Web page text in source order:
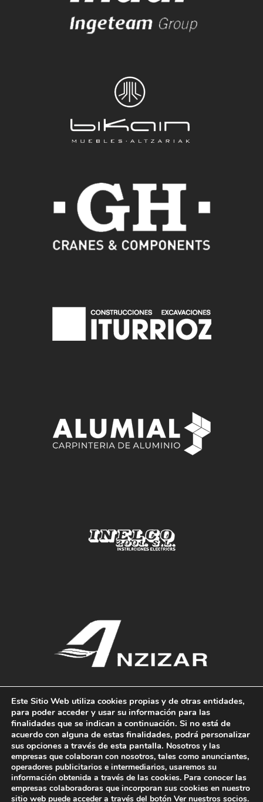
REDES SOCIALES
Este Sitio Web utiliza cookies propias y de otras entidades,
para poder acceder y usar su información para las
finalidades que se indican a continuación. Si no está de
acuerdo con alguna de estas finalidades, podrá personalizar
sus opciones a través de esta pantalla. Nosotros y las
empresas que colaboran con nosotros, tales como anunciantes,
operadores publicitarios e intermediarios, usaremos su
información obtenida a través de las cookies. Para conocer las
empresas colaboradoras que incorporan sus cookies en nuestro
sitio web puede acceder a través del botón Ver nuestros socios.